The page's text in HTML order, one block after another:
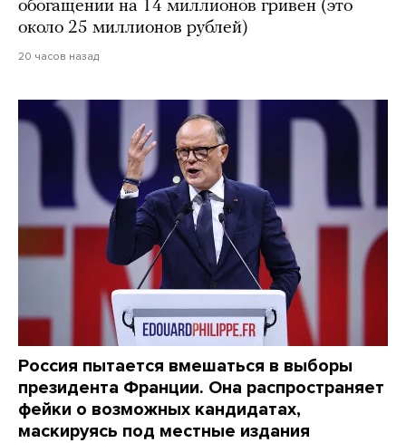
обогащении на 14 миллионов гривен (это
около 25 миллионов рублей)
20 часов назад
Россия пытается вмешаться в выборы
президента Франции. Она распространяет
фейки о возможных кандидатах,
маскируясь под местные издания